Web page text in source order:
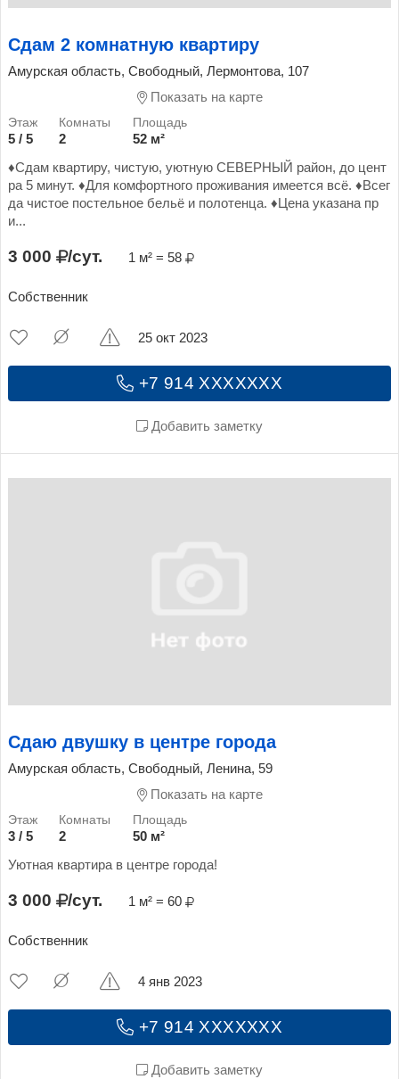
Сдам 2 комнатную квартиру
Амурская область, Свободный, Лермонтова, 107
Показать на карте
5 / 5 2
52 м²
♦️Сдам квартиру, чистую, уютную СЕВЕРНЫЙ район, до цент
ра 5 минут. ♦️Для комфортного проживания имеется всё. ♦️Всег
да чистое постельное бельё и полотенца. ♦️Цена указана пр
и...
3 000 /сут. 1 м² = 58
Собственник
+7 914 XXXXXXX
Добавить заметку
25 окт 2023
Сдаю двушку в центре города
Амурская область, Свободный, Ленина, 59
Показать на карте
3 / 5 2
50 м²
Уютная квартира в центре города!
3 000 /сут. 1 м² = 60
Собственник
+7 914 XXXXXXX
Добавить заметку
4 янв 2023